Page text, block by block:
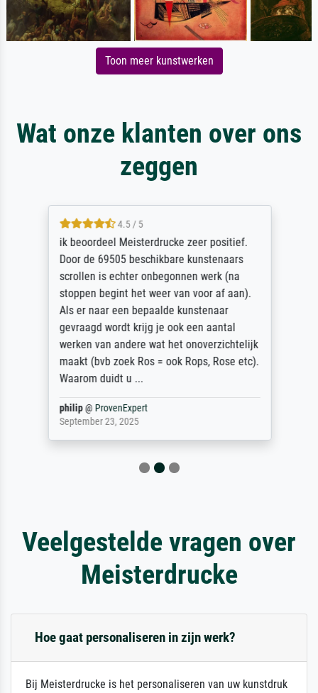
Toon meer kunstwerken
Wat onze klanten over ons
zeggen
4.5 / 5
ik beoordeel Meisterdrucke zeer positief.
Door de 69505 beschikbare kunstenaars
scrollen is echter onbegonnen werk (na
stoppen begint het weer van voor af aan).
Als er naar een bepaalde kunstenaar
gevraagd wordt krijg je ook een aantal
werken van andere wat het onoverzichtelijk
maakt (bvb zoek Ros = ook Rops, Rose etc).
Waarom duidt u ...
philip@ ProvenExpert
September 23, 2025
Veelgestelde vragen over
Meisterdrucke
Hoe gaat personaliseren in zijn werk?
Bij Meisterdrucke is het personaliseren van uw kunstdruk